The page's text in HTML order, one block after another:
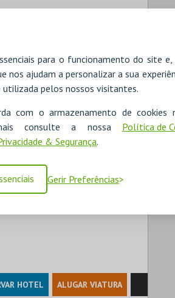
para o funcionamento do site
nos ajudam a personalizar a sua
pelos nossos visitantes.
com o armazenamento de cookies
consulte a nossa Política de
& Segurança.
Gerir Preferências
JOÃO CABRAL, JOÃO
WALTER
na Avenida Professor Egas
HOTEL ALUGAR VIATURA